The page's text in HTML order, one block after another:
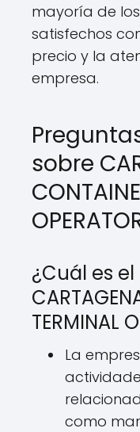
mayoría de
satisfechos
precio y la
empresa.
sobre
¿Cuál es
TERMINAL
La
como